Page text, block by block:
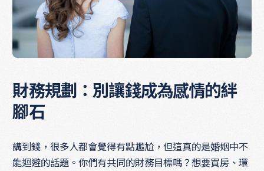
財務規劃：別讓錢成為感情的絆
腳石
講到錢，很多人都會覺得有點尷尬，但這真的是婚姻中不
能迴避的話題。你們有共同的財務目標嗎？想要買房、環